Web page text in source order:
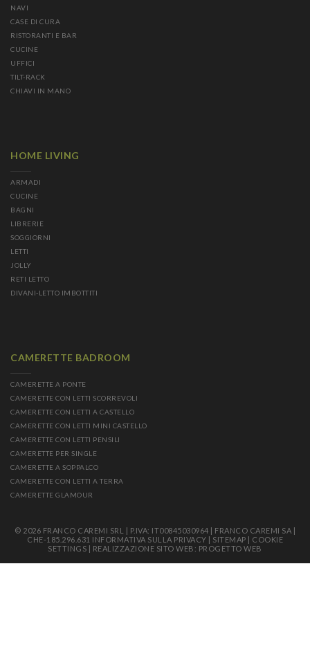
NAVI
CASE DI CURA
RISTORANTI E BAR
CUCINE
UFFICI
TILT-RACK
CHIAVI IN MANO
HOME LIVING
ARMADI
CUCINE
BAGNI
LIBRERIE
SOGGIORNI
LETTI
JOLLY
RETI LETTO
DIVANI-LETTO IMBOTTITI
CAMERETTE BADROOM
CAMERETTE A PONTE
CAMERETTE CON LETTI SCORREVOLI
CAMERETTE CON LETTI A CASTELLO
CAMERETTE CON LETTI MINI CASTELLO
CAMERETTE CON LETTI PENSILI
CAMERETTE PER SINGLE
CAMERETTE A SOPPALCO
CAMERETTE CON LETTI A TERRA
CAMERETTE GLAMOUR
© 2026 FRANCO CAREMI SRL | P.IVA: IT00845030964 | FRANCO CAREMI SA |
CHE-185.296.631 INFORMATIVA SULLA PRIVACY | SITEMAP | COOKIE
SETTINGS | REALIZZAZIONE SITO WEB: PROGETTO WEB